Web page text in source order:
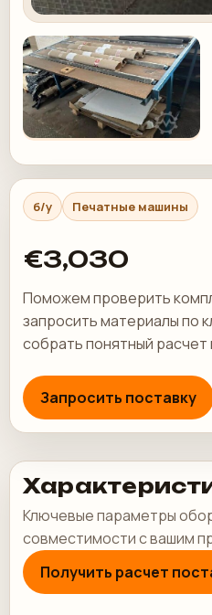
б/у Печатные машины
€3,030
Поможем проверить
запросить материалы по
собрать понятный расчет
Запросить поставку
Ключевые параметры
совместимости с вашим
Получить расчет